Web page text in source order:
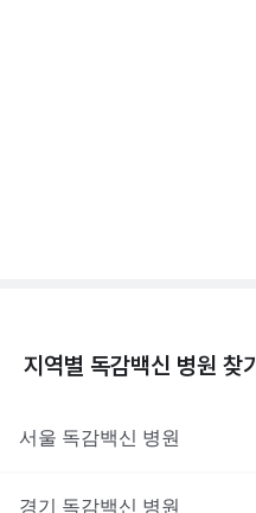
지역별 독감백신 병원 찾기
서울 독감백신 병원
경기 독감백신 병원